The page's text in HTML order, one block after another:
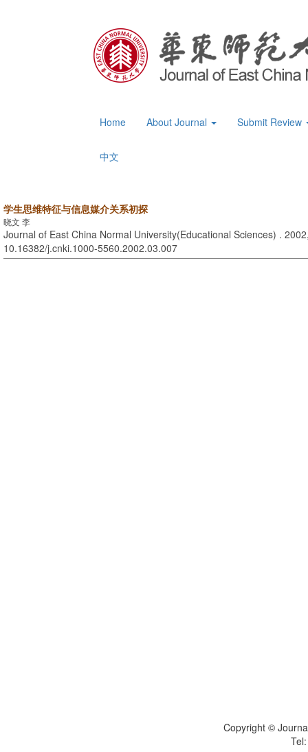
Home About Journal Submit Review
中文
学生思维特征与信息媒介关系初探
晓文 李
Journal of East China Normal University(Educational Sciences) .
10.16382/j.cnki.1000-5560.2002.03.007
Copyright ©